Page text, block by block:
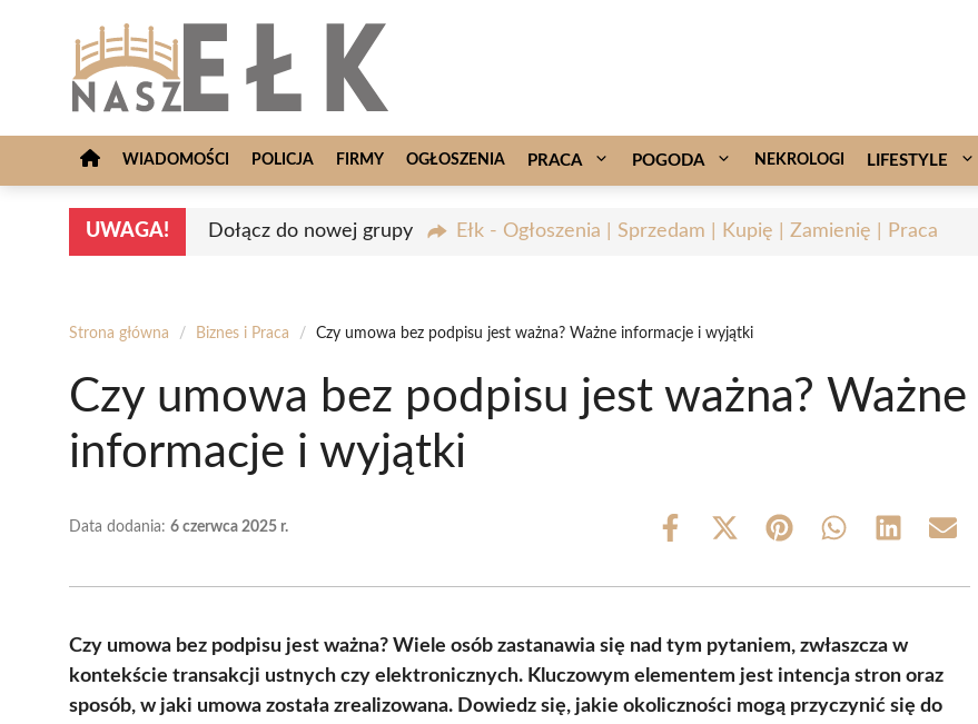
WIADOMOŚCI POLICJA FIRMY OGŁOSZENIA PRACA POGODA NEKROLOGI LIFESTYLE
UWAGA! Dołącz do nowej grupy Ełk - Ogłoszenia | Sprzedam | Kupię | Zamienię | Praca
Strona główna / Biznes i Praca / Czy umowa bez podpisu jest ważna? Ważne informacje i wyjątki
Czy umowa bez podpisu jest ważna? Ważne
informacje i wyjątki
Data dodania: 6 czerwca 2025 r.
Share
Share
(Twitter)
Share Share Share Share
Czy umowa bez podpisu jest ważna? Wiele osób zastanawia się nad tym pytaniem, zwłaszcza w
kontekście transakcji ustnych czy elektronicznych. Kluczowym elementem jest intencja stron oraz
sposób, w jaki umowa została zrealizowana. Dowiedz się, jakie okoliczności mogą przyczynić się do